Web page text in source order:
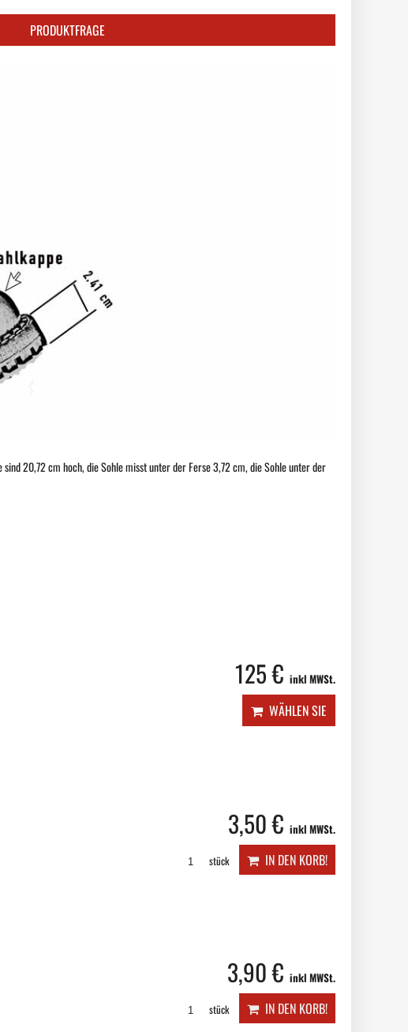
PRODUKTFRAGE
20,72 cm hoch, die Sohle misst unter der Ferse 3,72 cm, die Sohle unter der
125 € inkl MWSt.
WÄHLEN SIE
3,50 € inkl MWSt.
stück IN DEN KORB!
3,90 € inkl MWSt.
stück IN DEN KORB!